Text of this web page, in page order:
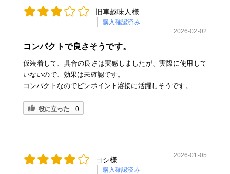
旧車趣味人様
購入確認済み
2026-02-02
コンパクトで良さそうです。
仮装着して、具合の良さは実感しましたが、実際に使用して
いないので、効果は未確認です。
コンパクトなのでピンポイント溶接に活躍しそうです。
役に立った 0
ヨシ様
購入確認済み
2026-01-05